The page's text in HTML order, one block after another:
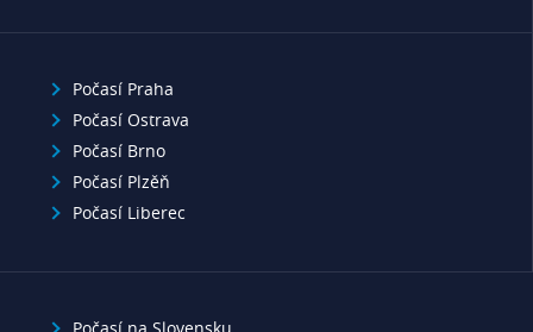
Počasí Praha
Počasí Ostrava
Počasí Brno
Počasí Plzěň
Počasí Liberec